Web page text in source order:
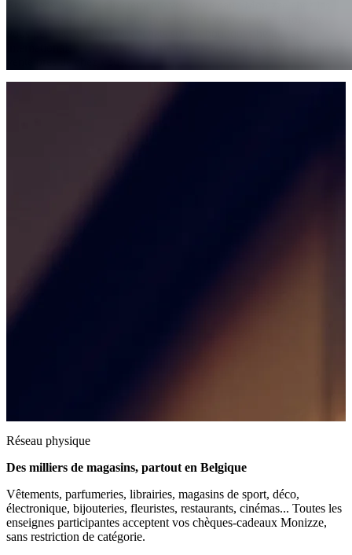
internationales. Consultez la carte du réseau pour trouver un point de
Réseau physique
Des milliers de magasins, partout en Belgique
Vêtements, parfumeries, librairies, magasins de sport, déco,
électronique, bijouteries, fleuristes, restaurants, cinémas... Toutes les
enseignes participantes acceptent vos chèques-cadeaux Monizze,
sans restriction de catégorie.